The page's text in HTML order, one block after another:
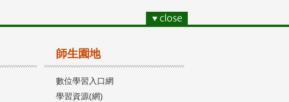
師生園地
數位學習入口網
學習資源(網)